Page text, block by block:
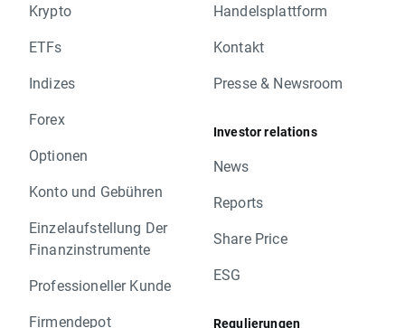
Krypto
ETFs
Indizes
Forex
Optionen
Konto und Gebühren
Einzelaufstellung Der
Finanzinstrumente
Professioneller Kunde
Firmendepot
Handelsplattform
Kontakt
Presse & Newsroom
Investor relations
News
Reports
Share Price
ESG
Regulierungen